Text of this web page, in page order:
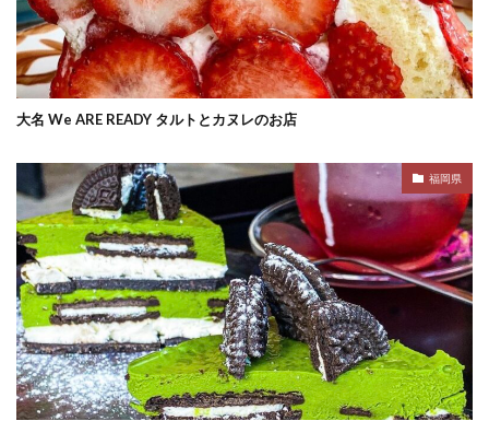
大名 We ARE READY タルトとカヌレのお店
福岡県